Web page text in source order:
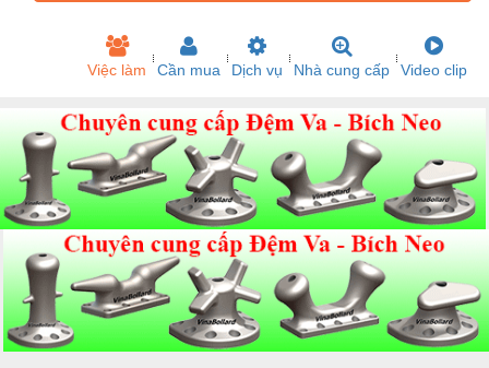
Việc làm Cần mua Dịch vụ Nhà cung cấp Video clip